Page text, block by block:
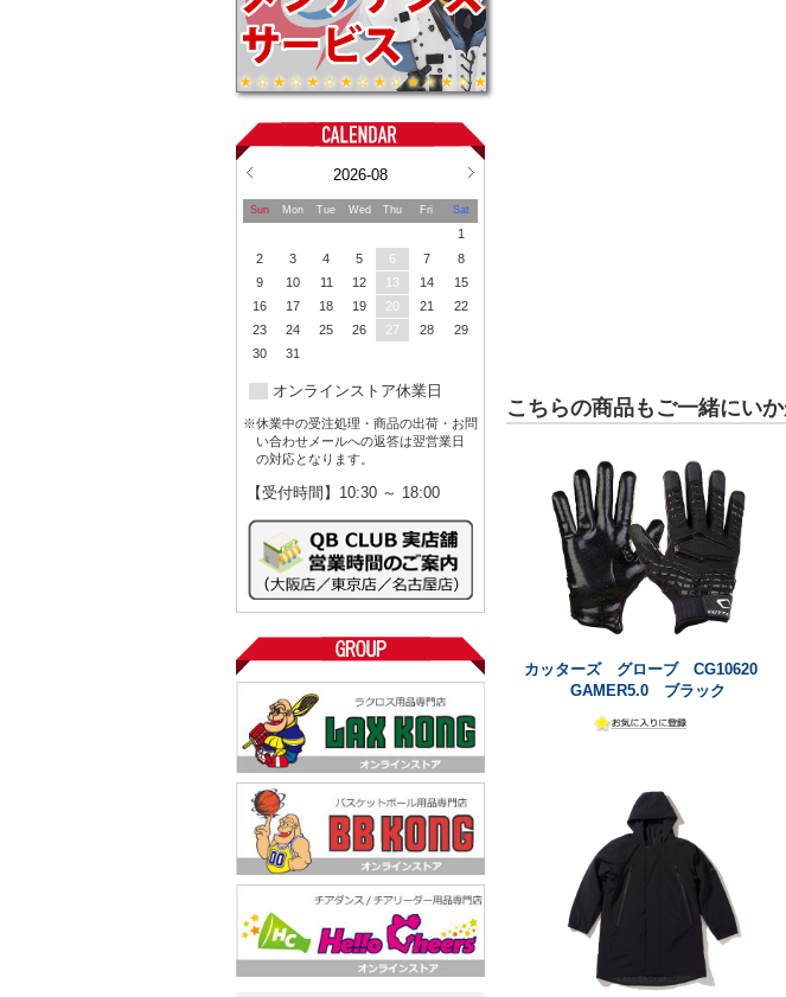
2026-08
Sun Mon Tue Wed Thu Fri Sat
1
2
3 4 5 6 7
8
9
10 11 12 13 14
15
16
17 18 19 20 21
22
23
24 25 26 27 28
29
30
31
オンラインストア休業日
※休業中の受注処理・商品の出荷・お問
い合わせメールへの返答は翌営業日
の対応となります。
【受付時間】10:30 ～ 18:00
こちらの商品もご一緒にい
カッターズ グローブ CG10620
GAMER5.0 ブラック